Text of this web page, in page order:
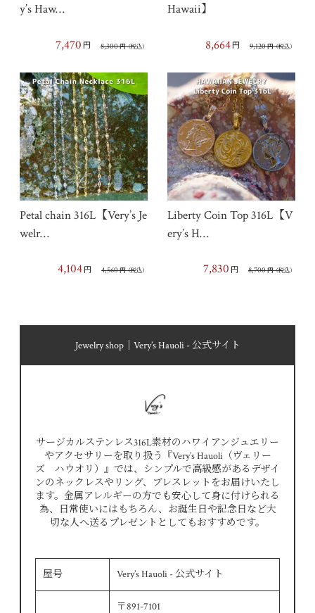
y’s Haw…
8,300円（税込）
7,470 円
Hawaii】
9,120円（税込）
8,664 円
Petal chain 316L【Very’s Je
welr…
4,560円（税込）
4,104 円
Liberty Coin Top 316L【V
ery’s H…
8,700円（税込）
7,830 円
Jewelry shop｜Very’s Hauoli - 公式サイト
サージカルステンレス316L素材のハワイアンジュエリー
やアクセサリーを取り扱う『Very’s Hauoli（ヴェリー
ズ ハウオリ）』では、シンプルで高級感があるデザイ
ンのネックレスやリング、ブレスレットをお届けいたし
ます。金属アレルギーの方でも安心して身に付けられる
為、日常使いにはもちろん、お誕生日や記念日など大
切な人へ送るプレゼントとしてもおすすめです。
屋号 Very’s Hauoli - 公式サイト
〒891-7101